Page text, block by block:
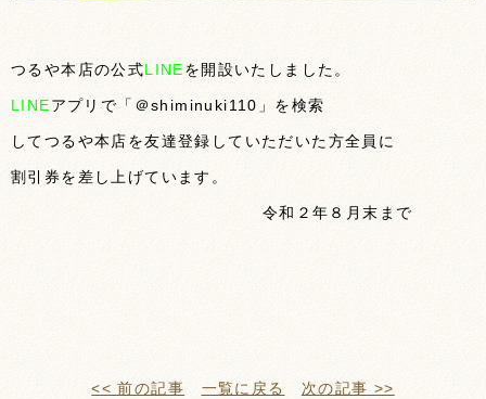
つるや本店の公式LINEを開設いたしました。
LINEアプリで「＠shiminuki110」を検索
してつるや本店を友達登録していただいた方全員に
割引券を差し上げています。
令和２年８月末まで
<< 前の記事 一覧に戻る 次の記事 >>